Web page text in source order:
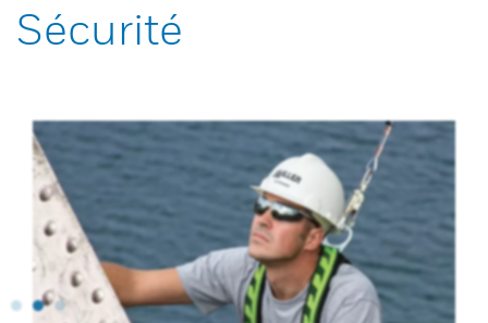
Sécurité